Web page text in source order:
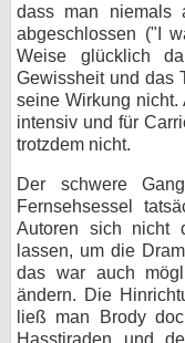
dass man niemals
abgeschlossen ("I
Weise glücklich
Gewissheit und das
seine Wirkung nicht.
intensiv und für
trotzdem nicht.
Der schwere
Fernsehsessel
Autoren sich nicht
lassen, um die
das war auch
ändern. Die
ließ man Brody
Hasstiraden und